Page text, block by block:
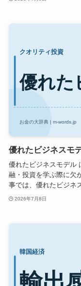
優れたビジネスモ
優れたビジネスモデル
融・投資を学ぶ際に欠
事では、優れたビジネ
2026年7月8日